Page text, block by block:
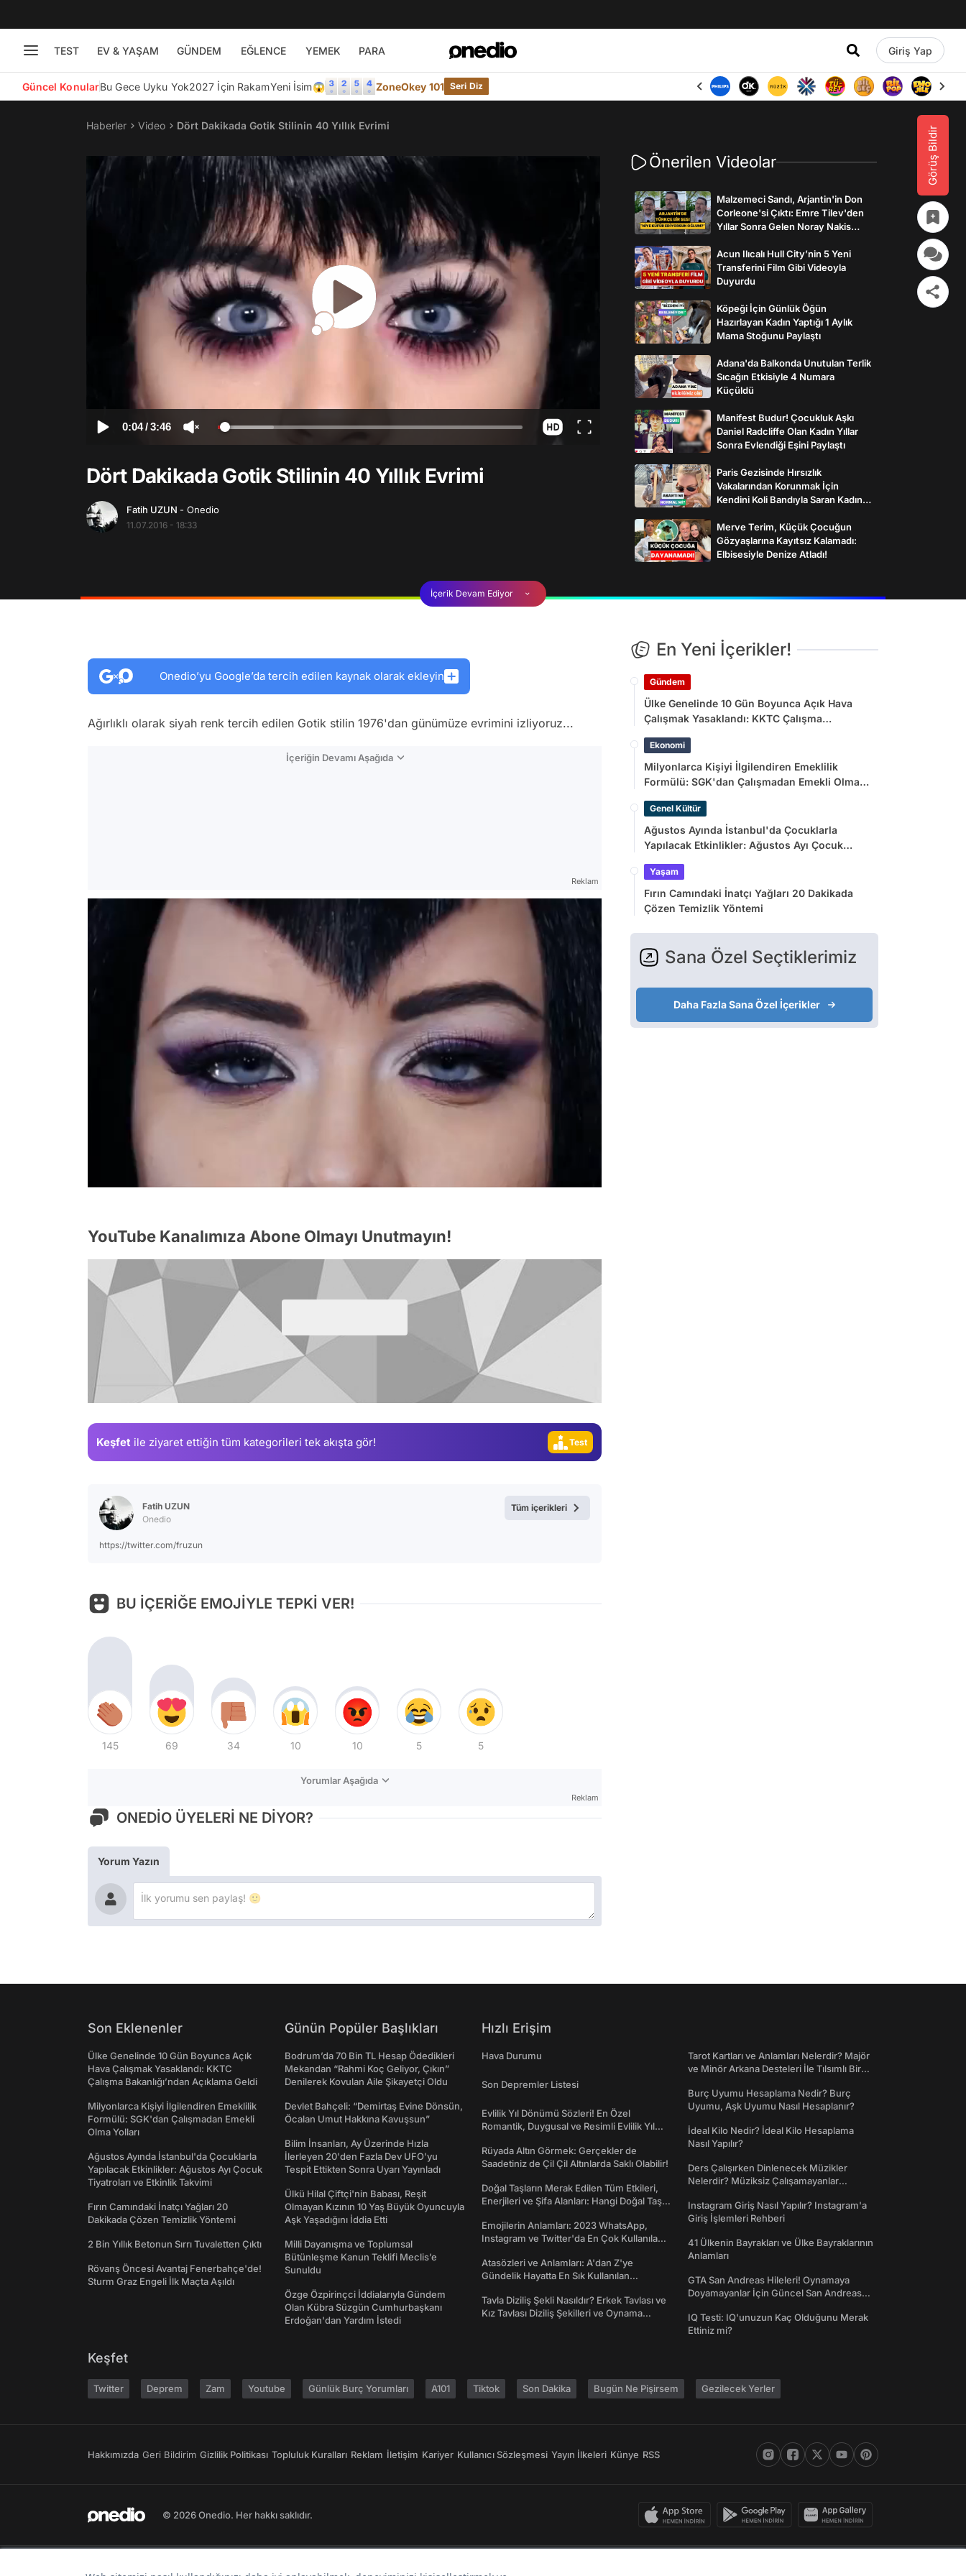
TEST EV & YAŞAM GÜNDEM EĞLENCE YEMEK PARA Giriş Yap
Güncel KonularBu Gece Uyku Yok2027 İçin RakamYeni İsim😱 ZoneOkey 101 Seri Diz
Görüş Bildir
Haberler Video Dört Dakikada Gotik Stilinin 40 Yıllık Evrimi
0:04/3:46
Dört Dakikada Gotik Stilinin 40 Yıllık Evrimi
Fatih UZUN - Onedio
11.07.2016 - 18:33
Önerilen Videolar
Malzemeci Sandı, Arjantin'in Don
Corleone'si Çıktı: Emre Tilev'den
Yıllar Sonra Gelen Noray Nakis
Acun Ilıcalı Hull City’nin 5 Yeni
Transferini Film Gibi Videoyla
Duyurdu
Köpeği İçin Günlük Öğün
Hazırlayan Kadın Yaptığı 1 Aylık
Mama Stoğunu Paylaştı
Adana'da Balkonda Unutulan Terlik
Sıcağın Etkisiyle 4 Numara
Küçüldü
Manifest Budur! Çocukluk Aşkı
Daniel Radcliffe Olan Kadın Yıllar
Sonra Evlendiği Eşini Paylaştı
Paris Gezisinde Hırsızlık
Vakalarından Korunmak İçin
Kendini Koli Bandıyla Saran Kadının
Merve Terim, Küçük Çocuğun
Gözyaşlarına Kayıtsız Kalamadı:
Elbisesiyle Denize Atladı!
İçerik Devam Ediyor
Onedio’yu Google’da tercih edilen kaynak olarak ekleyin
Ağırlıklı olarak siyah renk tercih edilen Gotik stilin 1976'dan günümüze evrimini izliyoruz...
İçeriğin Devamı Aşağıda
Reklam
YouTube Kanalımıza Abone Olmayı Unutmayın!
Keşfet ile ziyaret ettiğin tüm kategorileri tek akışta gör!
Magazin
Test
Fatih UZUN
Onedio
https://twitter.com/fruzun
Tüm içerikleri
BU İÇERİĞE EMOJİYLE TEPKİ VER!
145 69 34 10 10 5 5
Yorumlar Aşağıda
Reklam
ONEDİO ÜYELERİ NE DİYOR?
Yorum Yazın
En Yeni İçerikler!
Gündem
Ülke Genelinde 10 Gün Boyunca Açık Hava
Çalışmak Yasaklandı: KKTC Çalışma
Ekonomi
Milyonlarca Kişiyi İlgilendiren Emeklilik
Formülü: SGK'dan Çalışmadan Emekli Olma
Genel Kültür
Ağustos Ayında İstanbul'da Çocuklarla
Yapılacak Etkinlikler: Ağustos Ayı Çocuk
Yaşam
Fırın Camındaki İnatçı Yağları 20 Dakikada
Çözen Temizlik Yöntemi
Sana Özel Seçtiklerimiz
Daha Fazla Sana Özel İçerikler
Son Eklenenler
Ülke Genelinde 10 Gün Boyunca Açık
Hava Çalışmak Yasaklandı: KKTC
Çalışma Bakanlığı’ndan Açıklama Geldi
Milyonlarca Kişiyi İlgilendiren Emeklilik
Formülü: SGK'dan Çalışmadan Emekli
Olma Yolları
Ağustos Ayında İstanbul'da Çocuklarla
Yapılacak Etkinlikler: Ağustos Ayı Çocuk
Tiyatroları ve Etkinlik Takvimi
Fırın Camındaki İnatçı Yağları 20
Dakikada Çözen Temizlik Yöntemi
2 Bin Yıllık Betonun Sırrı Tuvaletten Çıktı
Rövanş Öncesi Avantaj Fenerbahçe'de!
Sturm Graz Engeli İlk Maçta Aşıldı
Günün Popüler Başlıkları
Bodrum’da 70 Bin TL Hesap Ödedikleri
Mekandan “Rahmi Koç Geliyor, Çıkın”
Denilerek Kovulan Aile Şikayetçi Oldu
Devlet Bahçeli: “Demirtaş Evine Dönsün,
Öcalan Umut Hakkına Kavuşsun”
Bilim İnsanları, Ay Üzerinde Hızla
İlerleyen 20'den Fazla Dev UFO'yu
Tespit Ettikten Sonra Uyarı Yayınladı
Ülkü Hilal Çiftçi'nin Babası, Reşit
Olmayan Kızının 10 Yaş Büyük Oyuncuyla
Aşk Yaşadığını İddia Etti
Milli Dayanışma ve Toplumsal
Bütünleşme Kanun Teklifi Meclis’e
Sunuldu
Özge Özpirinçci İddialarıyla Gündem
Olan Kübra Süzgün Cumhurbaşkanı
Erdoğan'dan Yardım İstedi
Hızlı Erişim
Hava Durumu
Son Depremler Listesi
Evlilik Yıl Dönümü Sözleri! En Özel
Romantik, Duygusal ve Resimli Evlilik Yıl
Rüyada Altın Görmek: Gerçekler de
Saadetiniz de Çil Çil Altınlarda Saklı Olabilir!
Doğal Taşların Merak Edilen Tüm Etkileri,
Enerjileri ve Şifa Alanları: Hangi Doğal Taş
Emojilerin Anlamları: 2023 WhatsApp,
Instagram ve Twitter'da En Çok Kullanılan
Atasözleri ve Anlamları: A'dan Z'ye
Gündelik Hayatta En Sık Kullanılan
Tavla Diziliş Şekli Nasıldır? Erkek Tavlası ve
Kız Tavlası Diziliş Şekilleri ve Oynama
Tarot Kartları ve Anlamları Nelerdir? Majör
ve Minör Arkana Desteleri İle Tılsımlı Bir
Burç Uyumu Hesaplama Nedir? Burç
Uyumu, Aşk Uyumu Nasıl Hesaplanır?
İdeal Kilo Nedir? İdeal Kilo Hesaplama
Nasıl Yapılır?
Ders Çalışırken Dinlenecek Müzikler
Nelerdir? Müziksiz Çalışamayanlar
Instagram Giriş Nasıl Yapılır? Instagram'a
Giriş İşlemleri Rehberi
41 Ülkenin Bayrakları ve Ülke Bayraklarının
Anlamları
GTA San Andreas Hileleri! Oynamaya
Doyamayanlar İçin Güncel San Andreas
IQ Testi: IQ'unuzun Kaç Olduğunu Merak
Ettiniz mi?
Keşfet
Twitter Deprem Zam Youtube Günlük Burç Yorumları A101 Tiktok Son Dakika Bugün Ne Pişirsem Gezilecek Yerler
Hakkımızda Geri Bildirim Gizlilik Politikası Topluluk Kuralları Reklam İletişim Kariyer Kullanıcı Sözleşmesi Yayın İlkeleri Künye RSS
© 2026 Onedio. Her hakkı saklıdır.